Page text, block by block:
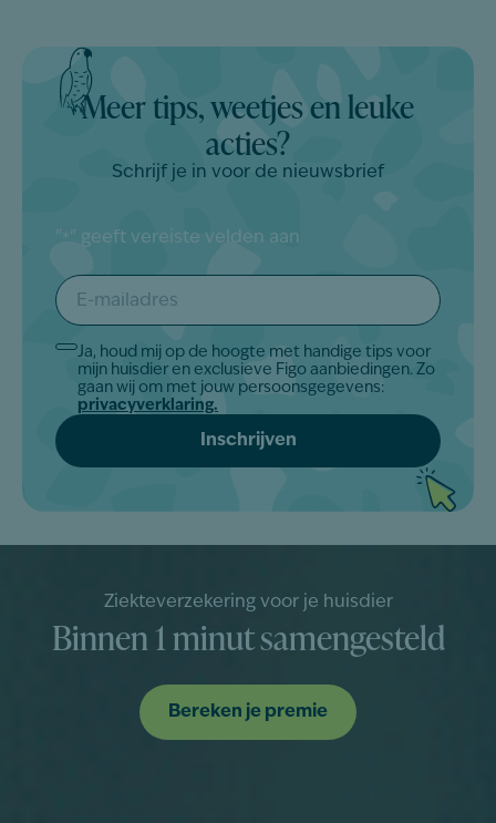
Meer tips, weetjes en leuke
acties?
Schrijf je in voor de nieuwsbrief
" * " geeft vereiste velden aan
E-
mailadres
*
Akkoord
Ja, houd mij op de hoogte met handige tips voor
mijn huisdier en exclusieve Figo aanbiedingen. Zo
gaan wij om met jouw persoonsgegevens:
privacyverklaring.
Ziekteverzekering voor je huisdier
Binnen 1 minut samengesteld
Bereken je premie